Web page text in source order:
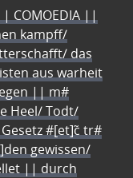
COMOEDIA ||
kampff/
das
aus warheit
|| m#
Heel/ Todt/
#[et]c̃ tr#
gewissen/
|| durch